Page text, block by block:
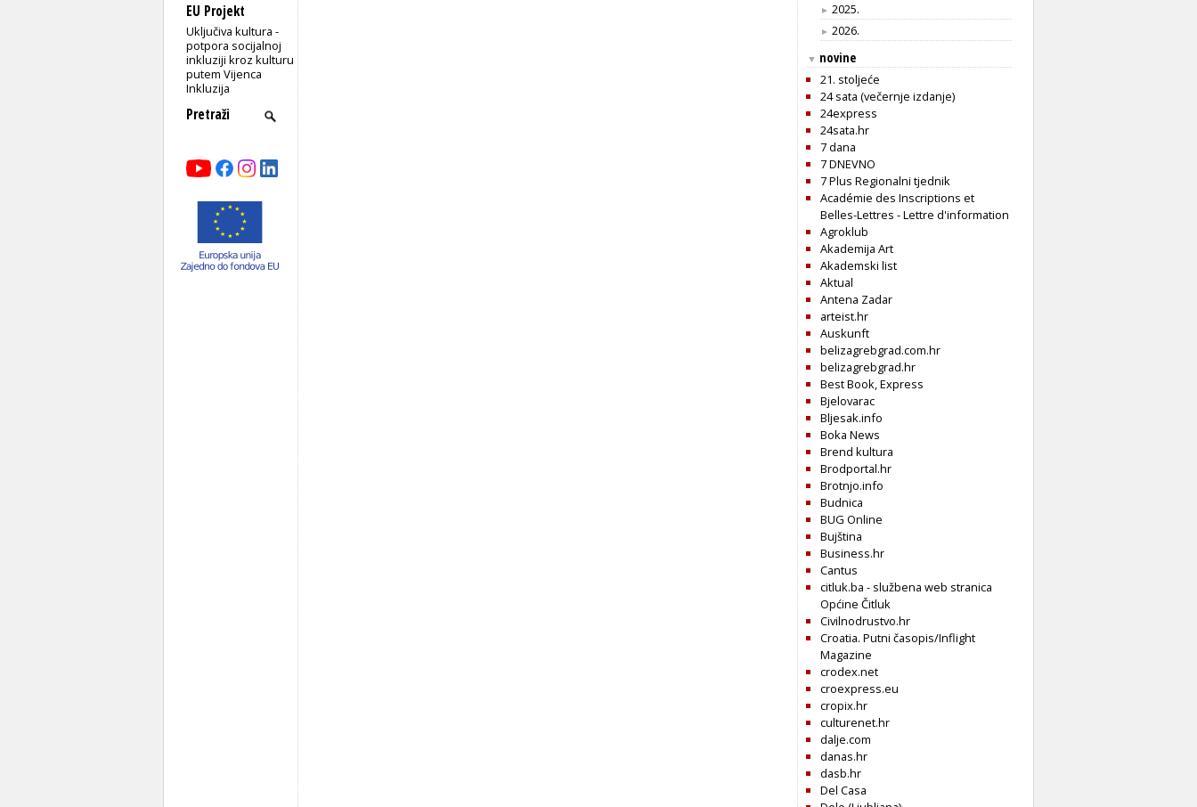
EU Projekt
Uključiva kultura -
potpora socijalnoj
inkluziji kroz kulturu
putem Vijenca
Inkluzija
► 2025.
► 2026.
▼ novine
21. stoljeće
24 sata (večernje izdanje)
24express
24sata.hr
7 dana
7 DNEVNO
7 Plus Regionalni tjednik
Académie des Inscriptions et
Belles-Lettres - Lettre d'information
Agroklub
Akademija Art
Akademski list
Aktual
Antena Zadar
arteist.hr
Auskunft
belizagrebgrad.com.hr
belizagrebgrad.hr
Best Book, Express
Bjelovarac
Bljesak.info
Boka News
Brend kultura
Brodportal.hr
Brotnjo.info
Budnica
BUG Online
Bujština
Business.hr
Cantus
citluk.ba - službena web stranica
Općine Čitluk
Civilnodrustvo.hr
Croatia. Putni časopis/Inflight
Magazine
crodex.net
croexpress.eu
cropix.hr
culturenet.hr
dalje.com
danas.hr
dasb.hr
Del Casa